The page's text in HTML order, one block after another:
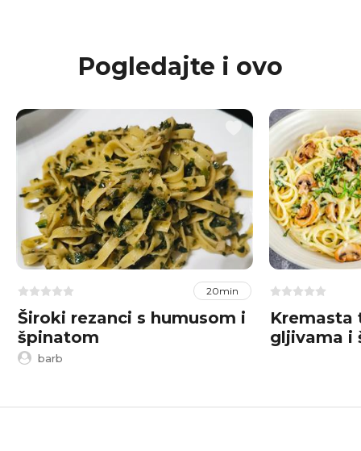
Pogledajte i ovo
20min
Široki rezanci s humusom i
špinatom
barb
Kremasta
gljivama i